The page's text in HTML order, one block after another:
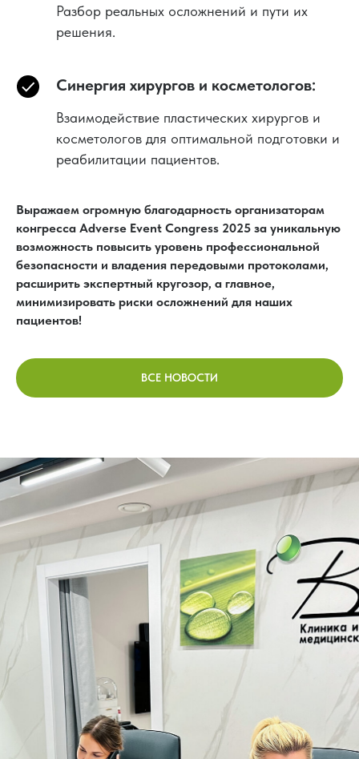
Разбор реальных осложнений и пути их
решения.
Синергия хирургов и косметологов:
Взаимодействие пластических хирургов и
косметологов для оптимальной подготовки и
реабилитации пациентов.
Выражаем огромную благодарность организаторам
конгресса Adverse Event Congress 2025 за уникальную
возможность повысить уровень профессиональной
безопасности и владения передовыми протоколами,
расширить экспертный кругозор, а главное,
минимизировать риски осложнений для наших
пациентов!
ВСЕ НОВОСТИ